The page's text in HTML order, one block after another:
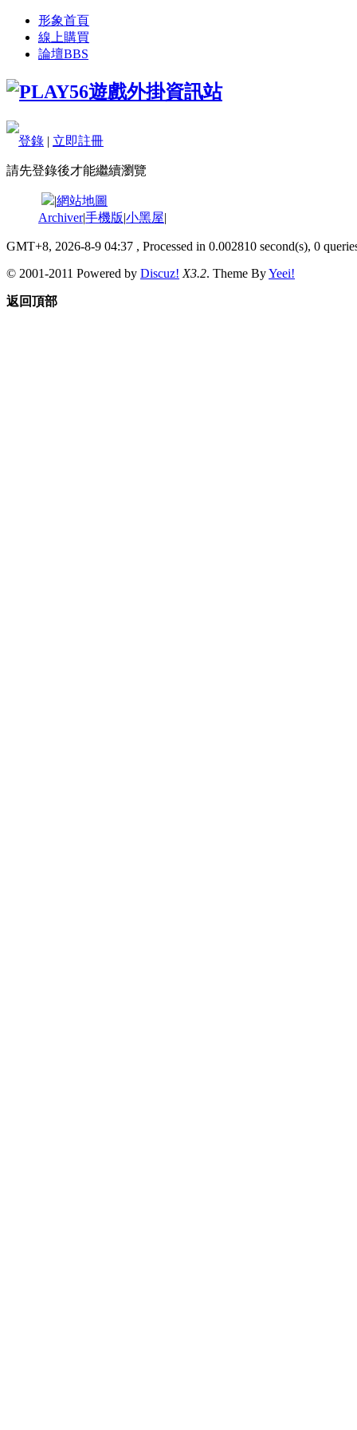
形象首頁
線上購買
論壇BBS
登錄 | 立即註冊
請先登錄後才能繼續瀏覽
|網站地圖
Archiver|手機版|小黑屋|
GMT+8, 2026-8-9 04:37 , Processed in 0.002810 second(s), 0
© 2001-2011 Powered by Discuz! X3.2. Theme ByYeei!
返回頂部